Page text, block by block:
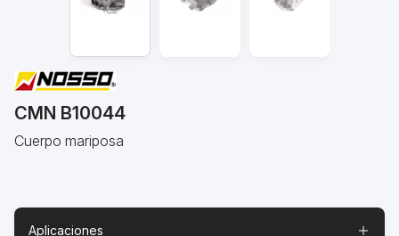
CMN B10044
Cuerpo mariposa
Aplicaciones